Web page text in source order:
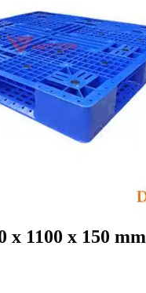
x 1100 x 150 mm